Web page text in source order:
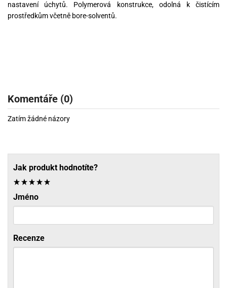
nastavení úchytů. Polymerová konstrukce, odolná k čistícím
prostředkům včetně bore-solventů.
Komentáře (0)
Zatím žádné názory
Jak produkt hodnotíte?
Jméno
Recenze